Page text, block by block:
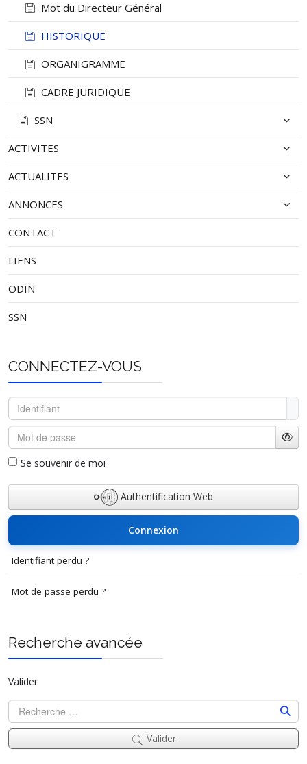
Mot du Directeur Général
HISTORIQUE
ORGANIGRAMME
CADRE JURIDIQUE
SSN
ACTIVITES
ACTUALITES
ANNONCES
CONTACT
LIENS
ODIN
SSN
CONNECTEZ-VOUS
Identifiant
Mot de passe
Se souvenir de moi
Authentification Web
Connexion
Identifiant perdu ?
Mot de passe perdu ?
Recherche avancée
Valider
Valider